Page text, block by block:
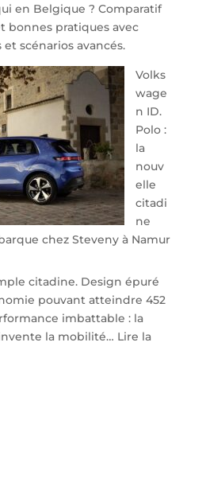
en Belgique ? Comparatif
bonnes pratiques avec
scénarios avancés.
Volks
wage
n ID.
Polo :
la
nouv
elle
citadi
ne
chez Steveny à Namur
citadine. Design épuré
pouvant atteindre 452
imbattable : la
la mobilité… Lire la